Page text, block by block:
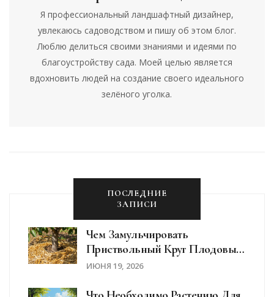
Я профессиональный ландшафтный дизайнер,
увлекаюсь садоводством и пишу об этом блог.
Люблю делиться своими знаниями и идеями по
благоустройству сада. Моей целью является
вдохновить людей на создание своего идеального
зелёного уголка.
ПОСЛЕДНИЕ
ЗАПИСИ
Чем Замульчировать
Приствольный Круг Плодовых
Деревьев: Лучшие Материалы
ИЮНЯ 19, 2026